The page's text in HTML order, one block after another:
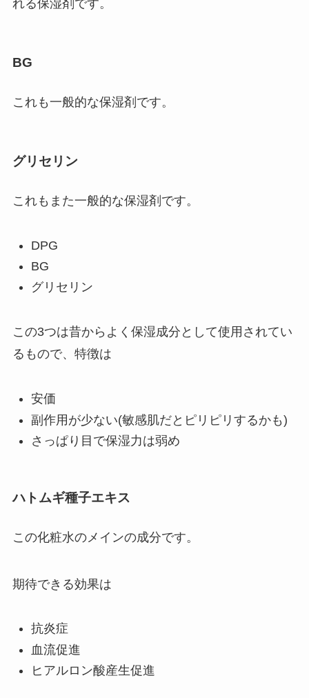
れる保湿剤です。
BG
これも一般的な保湿剤です。
グリセリン
これもまた一般的な保湿剤です。
DPG
BG
グリセリン
この3つは昔からよく保湿成分として使用されてい
るもので、特徴は
安価
副作用が少ない(敏感肌だとピリピリするかも)
さっぱり目で保湿力は弱め
ハトムギ種子エキス
この化粧水のメインの成分です。
期待できる効果は
抗炎症
血流促進
ヒアルロン酸産生促進